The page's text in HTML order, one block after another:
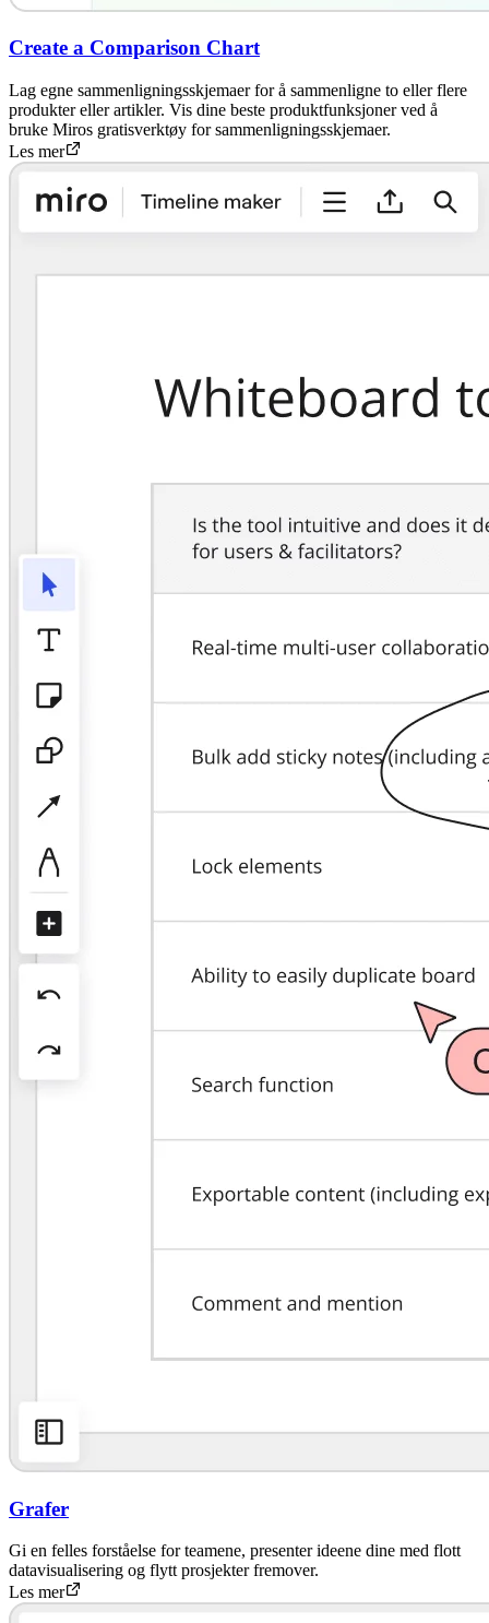
Create a Comparison Chart
Lag egne sammenligningsskjemaer for å sammenligne to eller flere
produkter eller artikler. Vis dine beste produktfunksjoner ved å
bruke Miros gratisverktøy for sammenligningsskjemaer.
Les mer
Grafer
Gi en felles forståelse for teamene, presenter ideene dine med flott
datavisualisering og flytt prosjekter fremover.
Les mer